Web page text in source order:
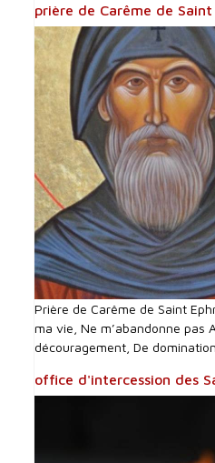
prière de Carême de Saint
Prière de Carême de Saint
ma vie, Ne m’abandonne pas
découragement, De domination
office d'intercession des